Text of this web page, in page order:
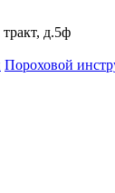
д.5ф
Пороховой